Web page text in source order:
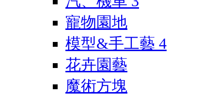
寵物園地
模型&手工藝 4
花卉園藝
魔術方塊